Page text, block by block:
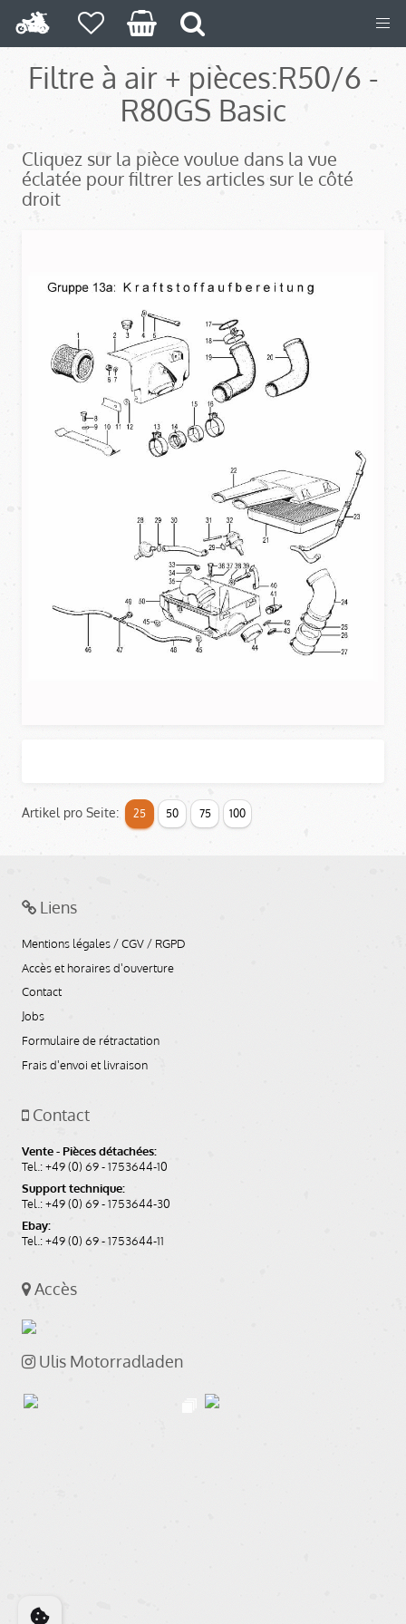
Filtre à air + pièces:R50/6 -
R80GS Basic
Cliquez sur la pièce voulue dans la vue
éclatée pour filtrer les articles sur le côté
droit
Artikel pro Seite: 25 50 75 100
Liens
Mentions légales / CGV / RGPD
Accès et horaires d'ouverture
Contact
Jobs
Formulaire de rétractation
Frais d'envoi et livraison
Contact
Vente - Pièces détachées:
Tel.: +49 (0) 69 - 1753644-10
Support technique:
Tel.: +49 (0) 69 - 1753644-30
Ebay:
Tel.: +49 (0) 69 - 1753644-11
Accès
Ulis Motorradladen